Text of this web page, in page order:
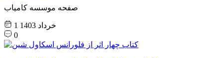
صفحه موسسه کامیاب
1 خرداد 1403
0